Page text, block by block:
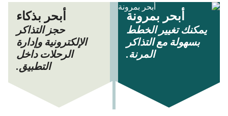
أبحر بمرونة
يمكنك تغيير الخطط
بسهولة مع التذاكر
المرنة.
أبحر بذكاء
حجز التذاكر
الإلكترونية وإدارة
الرحلات داخل
التطبيق.